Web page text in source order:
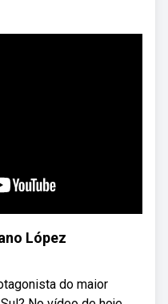
López
do maior